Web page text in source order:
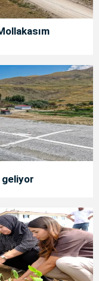
geliyor